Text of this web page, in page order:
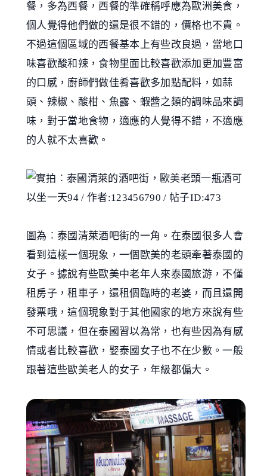
餐，多為西餐，西餐的準確稱呼應為歐洲美食，
個人覺得他們做的還是很不錯的，價格也不貴。
不過這個區域的西餐基本上有些改良過，當地口
味喜歡酸和辣，食物里面比較喜歡添加更加豐富
的口感，廚師們做佳肴喜歡多加點配料，如蒜
頭、辣椒、酸柑、魚露、蝦醬之類的調味品來調
味，對于當地食物，適應的人覺得不錯，不適應
的人就不太喜歡。
圖為︰泰國清萊酒吧街的一角。在泰國很多人會
看到這樣一個現象，一個歐美的老頭牽著泰國的
女子。據說有些歐美中老年人來泰國旅游，不僅
租房子，租車子，還租個臨時的老婆，而且還開
發票哦，這個現象對于其他國家的地方來說有些
不可思議，但在泰國習以為常，也有些因為有感
情或者比較喜歡，娶泰國女子也不在少數。一般
跟著這些歐美老人的女子，年級都偏大。